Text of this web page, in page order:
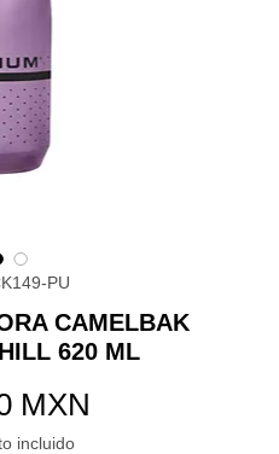
PU
CAMELBAK
620 ML
MXN
incluido